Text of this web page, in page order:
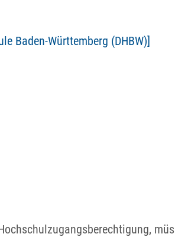
Baden-Württemberg (DHBW)]